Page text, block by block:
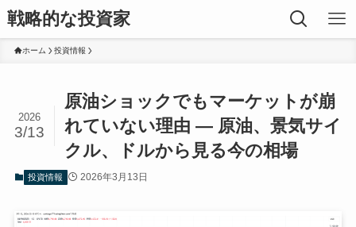
戦略的な投資家
ホーム 投資情報
原油ショックでもマーケットが崩
れていない理由 ― 原油、景気サイ
クル、ドルから見る今の相場
2026
3/13
投資情報 2026年3月13日